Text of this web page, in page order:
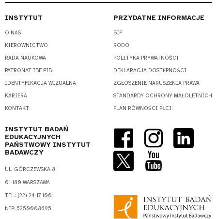
INSTYTUT
O NAS
KIEROWNICTWO
RADA NAUKOWA
PATRONAT IBE PIB
IDENTYFIKACJA WIZUALNA
KARIERA
KONTAKT
PRZYDATNE INFORMACJE
BIP
RODO
POLITYKA PRYWATNOŚCI
DEKLARACJA DOSTĘPNOŚCI
ZGŁOSZENIE NARUSZENIA PRAWA
STANDARDY OCHRONY MAŁOLETNICH
PLAN RÓWNOŚCI PŁCI
INSTYTUT BADAŃ
EDUKACYJNYCH
PAŃSTWOWY INSTYTUT
BADAWCZY
UL. GÓRCZEWSKA 8
01-180 WARSZAWA
TEL.: (22) 24-17-100
NIP: 5250008695